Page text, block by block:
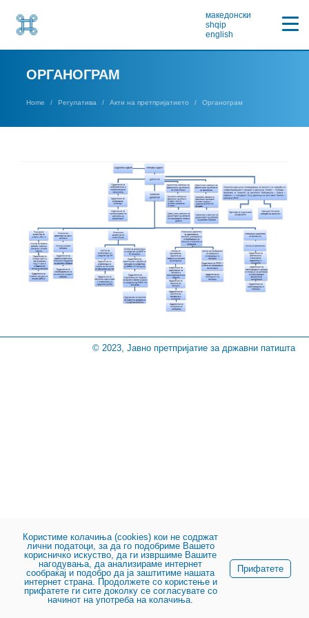
македонски
shqip
english
ОРГАНОГРАМ
Home Регулатива Акти на претпријатието Органограм
© 2023, Јавно претпријатие за државни патишта
Користиме колачиња (cookies) кои не содржат
лични податоци, за да го подобриме Вашето
корисничко искуство, да ги извршиме Вашите
нагодувања, да анализираме интернет
сообраќај и подобро да ја заштитиме нашата
интернет страна. Продолжете со користење и
прифатете ги сите доколку се согласувате со
начинот на употреба на колачиња.
Прифатете